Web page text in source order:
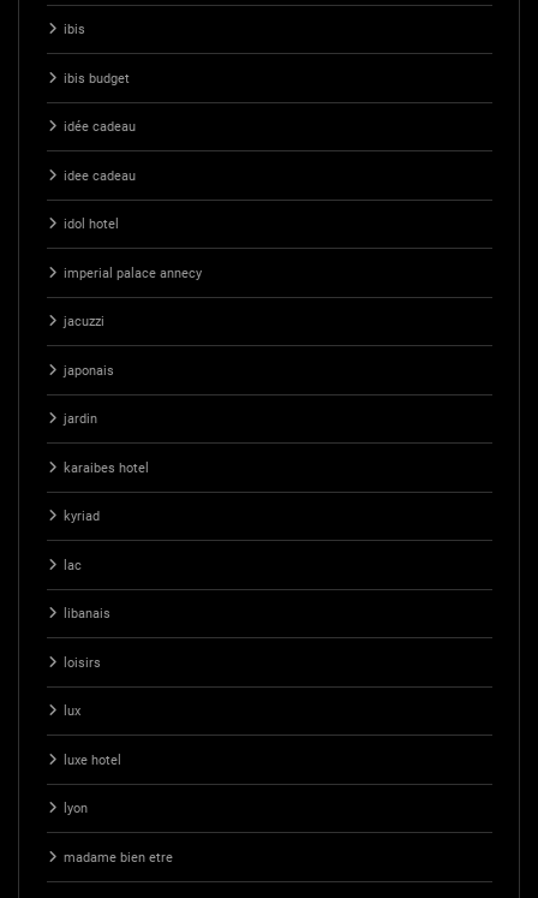
ibis
ibis budget
idée cadeau
idee cadeau
idol hotel
imperial palace annecy
jacuzzi
japonais
jardin
karaibes hotel
kyriad
lac
libanais
loisirs
lux
luxe hotel
lyon
madame bien etre